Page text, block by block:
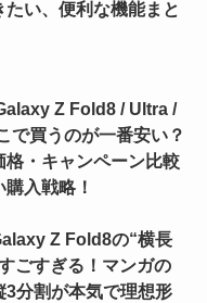
たい、便利な機能まと
Z Fold8 / Ultra /
で買うのが一番安い？
格・キャンペーン比較
入戦略！
Z Fold8の“横長
ごすぎる！マンガの
3分割が本気で理想形